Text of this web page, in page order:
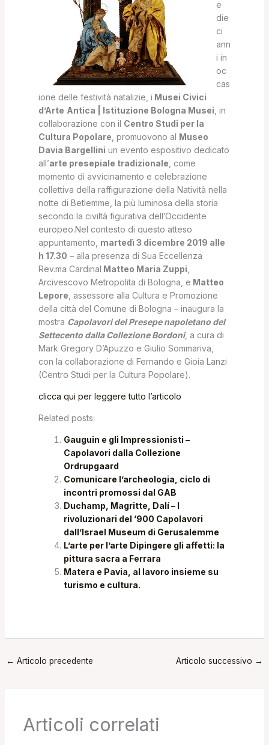
e
die
ci
ann
i in
oc
cas
ione delle festività natali­zie, i Musei Civici
d’Arte Antica | Istituzione Bologna Musei , in
collaborazione con il Centro Studi per la
Cultura Popolare , promuovono al Museo
Davia Bargellini un evento espositivo de­dicato
all’arte presepiale tradizionale , come
momento di avvicinamento e celebrazione
collet­tiva della raffigurazione della Natività nella
notte di Betlemme, la più luminosa della storia
se­condo la civiltà figurativa dell’Occidente
europeo.Nel contesto di questo atteso
appuntamento, martedì 3 dicembre 2019 alle
h 17.30 – alla pre­senza di Sua Eccellenza
Rev.ma Cardinal Matteo Maria Zuppi
Arcivescovo Metropolita di Bolo­gna, e Matteo
Lepore , assessore alla Cultura e Promozione
della città del Comune di Bologna – inaugura la
mostra Capolavori del Presepe napoletano del
Settecento dalla Collezione Bor­doni, a cura di
Mark Gregory D’Apuzzo e Giulio Sommariva,
con la collaborazione di Fernando e Gioia Lanzi
(Centro Studi per la Cultura Popolare).
clicca qui per leggere tutto l’articolo
Related posts:
Gauguin e gli Impressionisti –
Capolavori dalla Collezione
Ordrupgaard
Comunicare l’archeologia, ciclo di
incontri promossi dal GAB
Duchamp, Magritte, Dalí – I
rivoluzionari del ‘900 Capolavori
dall’Israel Museum di Gerusalemme
L’arte per l’arte Dipingere gli affetti: la
pittura sacra a Ferrara
Matera e Pavia, al lavoro insieme su
turismo e cultura.
← Articolo precedente Articolo successivo →
Articoli correlati